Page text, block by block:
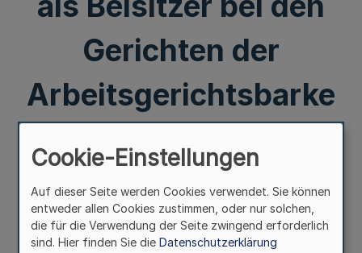
Gerichten der
Arbeitsgerichtsbarke
it RdErl. d.
Innenministers v. 28.
1. 1956 — II A
Cookie-Einstellungen
Auf dieser Seite werden Cookies verwendet. Sie können
entweder allen Cookies zustimmen, oder nur solchen,
die für die Verwendung der Seite zwingend erforderlich
sind. Hier finden Sie die Datenschutzerklärung